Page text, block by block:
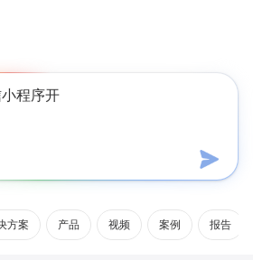
方案 产品 视频 案例 报告